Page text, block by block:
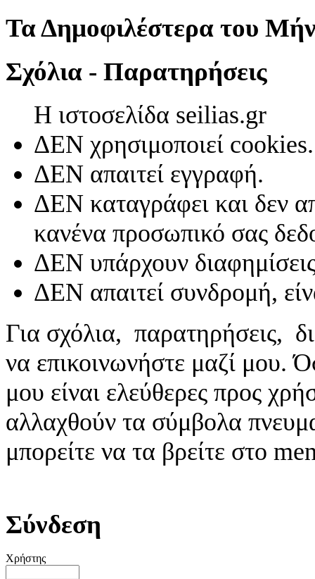
Τα Δημοφιλέστερα του
Σχόλια - Παρατηρήσεις
Η ιστοσελίδα seilias.gr
ΔΕΝ χρησιμοποιεί cookies.
ΔΕΝ απαιτεί εγγραφή.
ΔΕΝ καταγράφει και δεν
κανένα προσωπικό σας
ΔΕΝ υπάρχουν
ΔΕΝ απαιτεί συνδρομή,
Για σχόλια, παρατηρήσεις,
να επικοινωνήστε μαζί μου.
μου είναι ελεύθερες προς
αλλαχθούν τα σύμβολα
μπορείτε να τα βρείτε στο
Σύνδεση
Χρήστης